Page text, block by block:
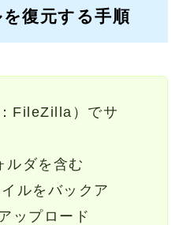
復元する手順
FileZilla）でサ
ダを含む
ルをバックア
ップロード